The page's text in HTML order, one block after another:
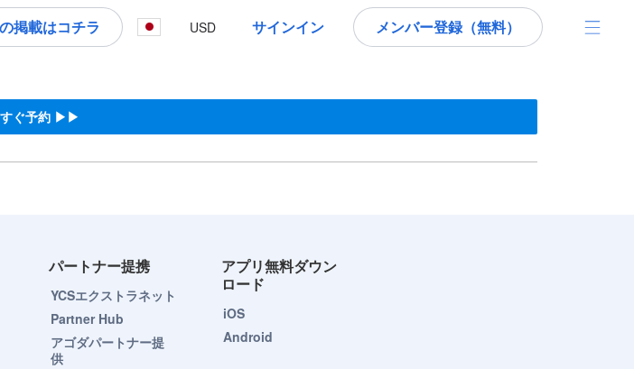
掲載はコチラ USD サインイン メンバー登録（無料）
ぐ予約 ▶▶
パートナー提携
YCSエクストラネット
Partner Hub
アゴダパートナー提
供
アプリ無料ダウン
ロード
iOS
Android